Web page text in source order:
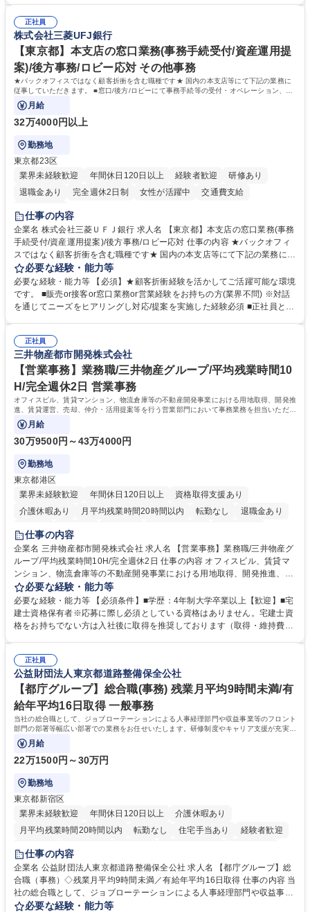
を底上げすべく、ともにご活躍いただける方の増員募集となります。 募集
職種 【人事・労務担当】安全衛生・健康経営推進・労務管理/創業80年老
舗メーカー
部門と連携しながら業務を推進できる方■Excelや労務管理システムの実務
使用経験をお持ちの方 学歴・資格 学歴：大学院 大学 高専 短大 専修学校
高校 語学力： 資格：
正社員
株式会社三菱UFJ銀行
【東京都】本支店の窓口業務(事務手続受付/資産運用提
案)/後方事務/ロビー応対 その他事務
★バックオフィスではなく顧客折衝を含む職種です★ 国内の本支店等にて下記の業務に
従事していただきます。 ■窓口/後方/ロビーにて事務手続等の受付・オペレーション、お
客様対応
月給
32万4000円以上
勤務地
東京都23区
業界未経験歓迎
年間休日120日以上 経験者歓迎
研修あり
退職金あり
完全週休2日制 女性が活躍中
交通費支給
土日祝休み
仕事の内容
企業名 株式会社三菱ＵＦＪ銀行 求人名 【東京都】本支店の窓口業務(事務
手続受付/資産運用提案)/後方事務/ロビー応対 仕事の内容 ★バックオフィ
スではなく顧客折衝を含む職種です★ 国内の本支店等にて下記の業務に従
事していただきます。 ■窓口/後方/ロビーにて事務手続等の受付・オペレ
ーション、お客様対応 ■窓口にて、ご来店された個人のお客様に対して金
融商品のご提案 ■効率的な事務運用の検討・構築等 ≪業務紹介：ご応募前
に必ずご覧ください≫ ※記事 https://www.mysite.bk.mufg.jp/career/circle/
必要な経験・能力等
必要な経験・能力等 【必須】★顧客折衝経験を活かしてご活躍可能な環境
です。 ■販売or接客or窓口業務or営業経験をお持ちの方(業界不問) ※対話
を通じてニーズをヒアリングし対応/提案を実施した経験必須 ■正社員とし
るので安心して入行いただけます。 幅広いキャリアの選択肢があり、公募
や社内副業等を活用し、 一人ひとりが挑戦できるカルチャーが浸透してい
ます。 学歴・資格 学歴：大学院 大学 高専 短大 専修学校 高校 語学力：
資格：
正社員
三井物産都市開発株式会社
【営業事務】業務職/三井物産グループ/平均残業時間10
H/完全週休2日 営業事務
オフィスビル、賃貸マンション、物流倉庫等の不動産開発事業における用地取得、開発推
進、賃貸運営、売却、仲介・活用提案等を行う営業部門において事務業務を担当いただき
ます。
月給
30万9500円～43万4000円
勤務地
東京都港区
業界未経験歓迎
年間休日120日以上
資格取得支援あり
介護休暇あり
月平均残業時間20時間以内 転勤なし
退職金あり
在宅OK
賞与あり
駅近5分以内
土日祝休み 寮・社宅あり
仕事の内容
企業名 三井物産都市開発株式会社 求人名 【営業事務】業務職/三井物産グ
ループ/平均残業時間10H/完全週休2日 仕事の内容 オフィスビル、賃貸マ
ンション、物流倉庫等の不動産開発事業における用地取得、開発推進、賃
貸運営、売却、仲介・活用提案等を行う営業部門において事務業務を担当
いただきます。 【詳細】・契約書管理、契約書製本、捺印対応、ファイリ
ング、登記簿取得、調書取得・支払業務（各種費用支払、支払管理、請
求・支払データ登録、取引先マスター申請対応）・予算作成及び予実管
の他に担当頂く業務が発生する場合があります。 募集職種 【営業事務】
業務職/三井物産グループ/平均残業時間10H/完全週休2日
必要な経験・能力等
必要な経験・能力等 【必須条件】■学歴：4年制大学卒業以上【歓迎】■宅
建士資格保有者※応募に際し必須としている資格はありません。宅建士資
格をお持ちでない方は入社後に取得を推奨しております（取得・維持費用
ション力がある方。 ・チャレンジを厭わず、粘り強く業務に取り組める
方。多様な関係者と謙虚に信頼関係を構築でき、期限を意識したスケジュ
ール管理が出来る方。※将来的に他部署（営業部門、コーポレート部門）
へのジョブローテーションの可能性があります。 学歴・資格 学歴：大学
院 大学 語学力： 資格：宅地建物取引士
正社員
公益財団法人東京都道路整備保全公社
【都庁グループ】総合職(事務) 残業月平均9時間未満/有
給年平均16日取得 一般事務
当社の総合職として、ジョブローテーションによる人事経理部門や収益事業等のフロント
部門の部署等幅広い部署での業務をお任せいたします。研修制度やキャリア支援が充実し
ております！ ※下記業務詳細
月給
22万1500円～30万円
勤務地
東京都新宿区
業界未経験歓迎
年間休日120日以上
介護休暇あり
月平均残業時間20時間以内
転勤なし 住宅手当あり
経験者歓迎
研修あり
退職金あり
駅近5分以内
資格取得手当あり 食事補助あり
仕事の内容
企業名 公益財団法人東京都道路整備保全公社 求人名 【都庁グループ】総
合職（事務）◇残業月平均9時間未満／有給年平均16日取得 仕事の内容 当
社の総合職として、ジョブローテーションによる人事経理部門や収益事業
等のフロント部門の部署等幅広い部署での業務をお任せいたします。研修
必要な経験・能力等